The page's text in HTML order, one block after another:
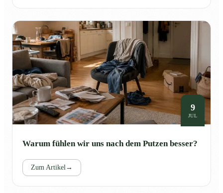
9
JUL
Warum fühlen wir uns nach dem Putzen besser?
Zum Artikel→